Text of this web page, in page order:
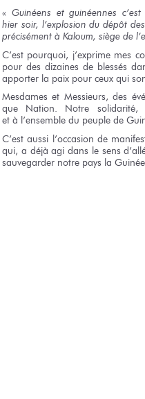
« Guinéens et guinéennes
hier soir, l’explosiondu dépôt
précisément à Kaloum, siège de
C’est pourquoi, j’exprime mes
pour des dizaines de blessés
apporter la paix pour ceux qui
Mesdameset Messieurs, des
que Nation.
Notre solidarité,
et à l’ensemble du peuple de
C’est aussi l’occasion de
qui, a déjà agidans le sens
sauvegarder notre pays la